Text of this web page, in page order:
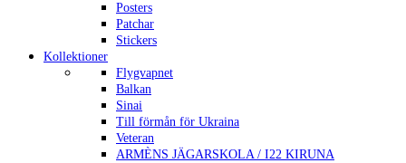
Posters
Patchar
Stickers
Kollektioner
Flygvapnet
Balkan
Sinai
Till förmån för Ukraina
Veteran
ARMÈNS JÄGARSKOLA / I22 KIRUNA